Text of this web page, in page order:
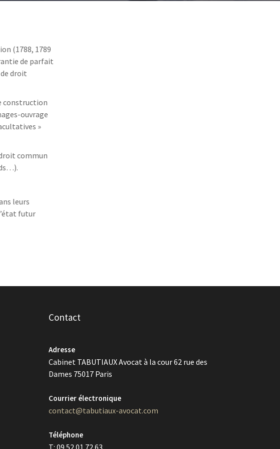
(1788, 1789
de parfait
droit
construction
ouvrage
»
commun
leurs
futur
Contact
Adresse
Cabinet TABUTIAUX Avocat à la cour 62 rue des
Dames 75017 Paris
Courrier électronique
contact@tabutiaux-avocat.com
Téléphone
T: 09 52 01 72 63